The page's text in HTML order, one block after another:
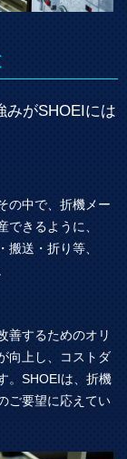
みがSHOEIには
の中で、折機メー
きるように、
送・折り等、
善するためのオリ
向上し、コストダ
。SHOEIは、折機
ご要望に応えてい